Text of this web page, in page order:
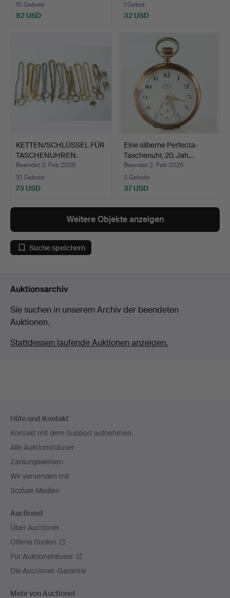
10 Gebote
82 USD
1 Gebot
32 USD
KETTEN/SCHLÜSSEL FÜR
TASCHENUHREN.
Beendet 3. Feb 2026
10 Gebote
73 USD
Eine silberne Perfecta-
Taschenuhr, 20. Jah…
Beendet 2. Feb 2026
2 Gebote
37 USD
Weitere Objekte anzeigen
Suche speichern
Auktionsarchiv
Sie suchen in unserem Archiv der beendeten
Auktionen.
Stattdessen laufende Auktionen anzeigen.
Navigation
Hilfe und Kontakt
Kontakt mit dem Support aufnehmen
Alle Auktionshäuser
Zahlungsweisen
Wir versenden mit
Soziale Medien
Auctionet
Über Auctionet
Offene Stellen
Für Auktionshäuser
Die Auctionet-Garantie
Mehr von Auctionet